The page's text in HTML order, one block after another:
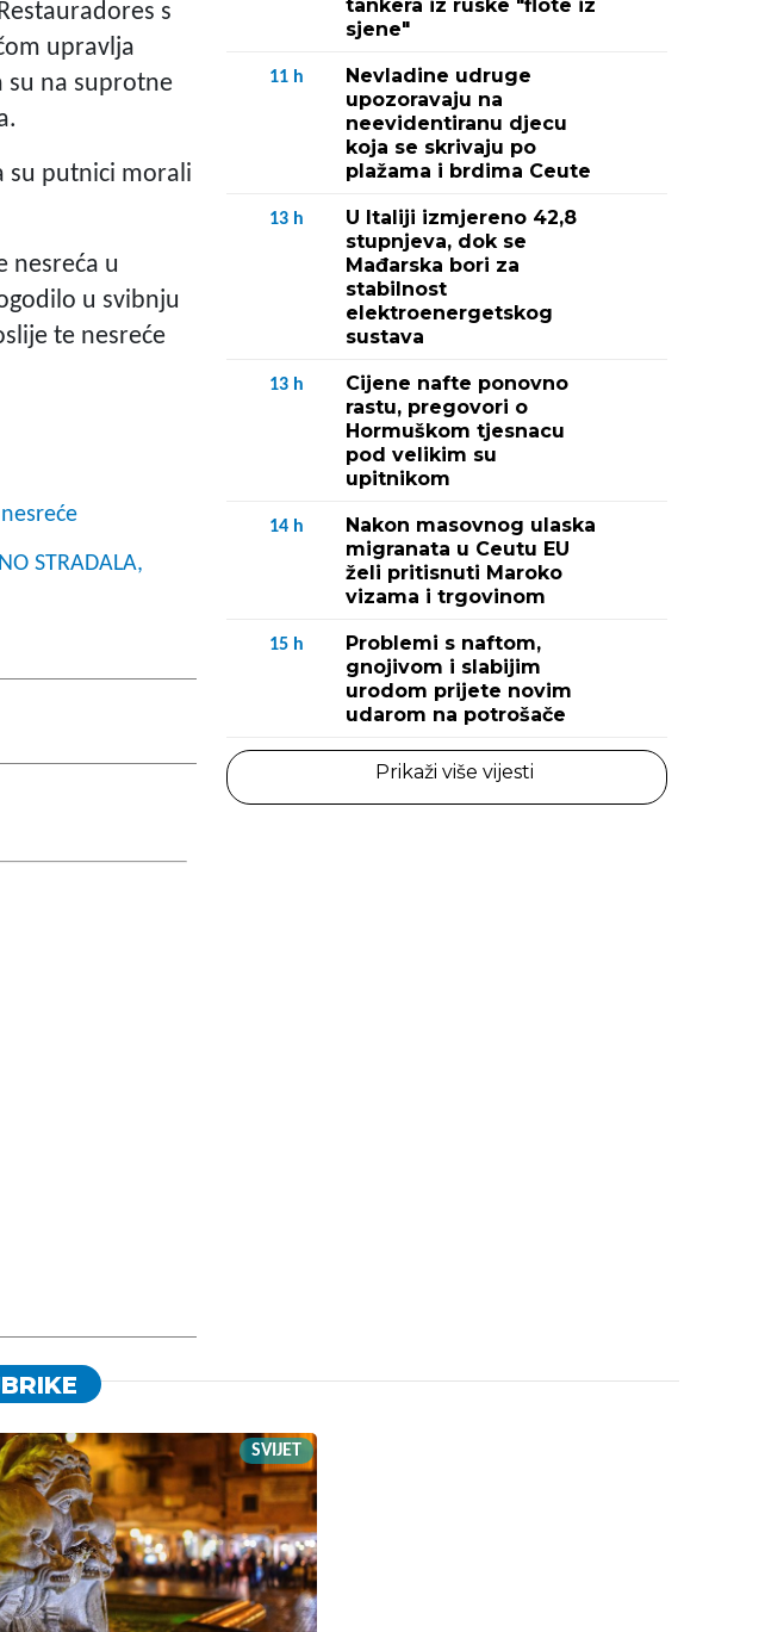
s
upravlja
su na suprotne
su putnici morali
nesreća u
u svibnju
te nesreće
STRADALA,
tankera iz ruske "flote iz
sjene"
11 h
Nevladine udruge
upozoravaju na
neevidentiranu djecu
koja se skrivaju po
plažama i brdima Ceute
13 h
U Italiji izmjereno 42,8
stupnjeva, dok se
Mađarska bori za
stabilnost
elektroenergetskog
sustava
13 h
Cijene nafte ponovno
rastu, pregovori o
Hormuškom tjesnacu
pod velikim su
upitnikom
14 h
Nakon masovnog ulaska
migranata u Ceutu EU
želi pritisnuti Maroko
vizama i trgovinom
15 h
Problemi s naftom,
gnojivom i slabijim
urodom prijete novim
udarom na potrošače
Prikaži više vijesti
SVIJET